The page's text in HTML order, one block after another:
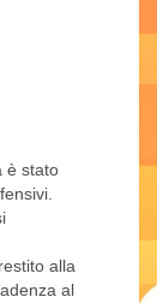
è stato
alla
al